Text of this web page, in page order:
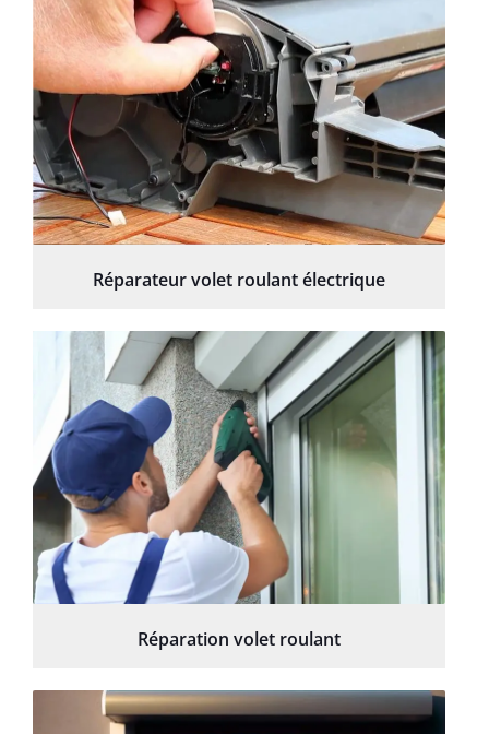
Réparateur volet roulant électrique
Réparation volet roulant